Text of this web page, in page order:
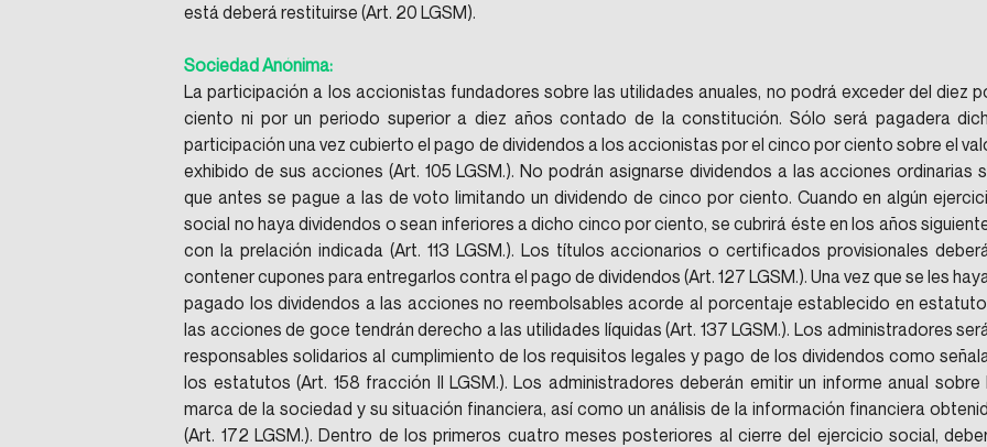
está deberá restituirse (Art. 20 LGSM).
Sociedad Anónima:
La participación a los accionistas fundadores sobre las utilidades anuales, no podrá exceder del diez
ciento ni por un periodo superior a diez años contado de la constitución. Sólo será pagadera
participación una vez cubierto el pago de dividendos a los accionistas por el cinco por ciento sobre el
exhibido de sus acciones (Art. 105 LGSM.). No podrán asignarse dividendos a las acciones ordinarias
que antes se pague a las de voto limitando un dividendo de cinco por ciento. Cuando en algún
social no haya dividendos o sean inferiores a dicho cinco por ciento, se cubrirá éste en los años
con la prelación indicada (Art. 113 LGSM.). Los títulos accionarios o certificados provisionales
contener cupones para entregarlos contra el pago de dividendos (Art. 127 LGSM.). Una vez que se les
pagado los dividendos a las acciones no reembolsables acorde al porcentaje establecido en
las acciones de goce tendrán derecho a las utilidades líquidas (Art. 137 LGSM.). Los administradores
responsables solidarios al cumplimiento de los requisitos legales y pago de los dividendos como
los estatutos (Art. 158 fracción II LGSM.). Los administradores deberán emitir un informe anual sobre
marca de la sociedad y su situación financiera, así como un análisis de la información financiera
(Art. 172 LGSM.). Dentro de los primeros cuatro meses posteriores al cierre del ejercicio social,